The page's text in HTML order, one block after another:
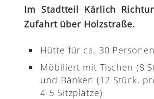
Im Stadtteil Kärlich
Zufahrt über Holzstraße.
Hütte für ca. 30 Personen
Möbiliert mit Tischen (8
und Bänken (12 Stück,
4-5 Sitzplätze)